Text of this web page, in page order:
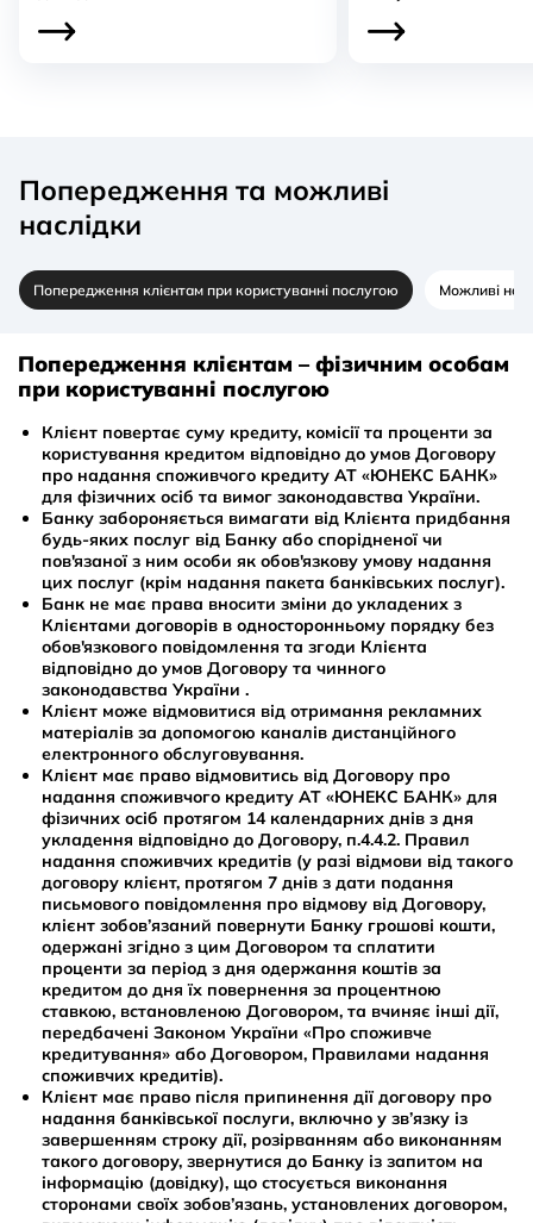
Договір страхування життя діє 24/7
на території всіх
ти можеш його розірвати з поверненням повного
страхового платежу в перші 14 календарних днів з
моменту оформлення разом із розірванням Кредитного
договору, відповідно до ЗУ «Про споживче
кредитування».
Заяву про розірвання можна отримати в страховій
компанії, з якою укладений договір страхування.
З переліком страхових компаній, їх контактною
інформацією тощо ти можеш ознайомитисяза
посиланням.
Попередження та можливі
наслідки
Попередження клієнтам при користуванні послугою Можливі
Попередження клієнтам – фізичним особам
при користуванні послугою
Клієнт повертає суму кредиту, комісії та проценти за
користування кредитом відповідно до умов Договору
про надання споживчого кредиту АТ «ЮНЕКС БАНК»
для фізичних осіб та вимог законодавства України.
Банку забороняється вимагати від Клієнта придбання
будь-яких послуг від Банку або спорідненої чи
пов'язаної з ним особи як обов'язкову умову надання
цих послуг (крім надання пакета банківських послуг).
Банк не має права вносити зміни до укладених з
Клієнтами договорів в односторонньому порядку без
обов'язкового повідомлення та згоди Клієнта
відповідно до умов Договору та чинного
законодавства України .
Клієнт може відмовитися від отримання рекламних
матеріалів за допомогою каналів дистанційного
електронного обслуговування.
Клієнт має право відмовитись від Договору про
надання споживчого кредиту АТ «ЮНЕКС БАНК» для
фізичних осіб протягом 14 календарних днів з дня
укладення відповідно до Договору, п.4.4.2. Правил
надання споживчих кредитів (у разі відмови від такого
договору клієнт, протягом 7 днів з дати подання
письмового повідомлення про відмову від Договору,
клієнт зобов’язаний повернути Банку грошові кошти,
одержані згідно з цим Договором та сплатити
проценти за період з дня одержання коштів за
кредитом до дня їх повернення за процентною
ставкою, встановленою Договором, та вчиняє інші дії,
передбачені Законом України «Про споживче
кредитування» або Договором, Правилами надання
споживчих кредитів).
Клієнт має право після припинення дії договору про
надання банківської послуги, включно у зв’язку із
завершенням строку дії, розірванням або виконанням
такого договору, звернутися до Банку із запитом на
інформацію (довідку), що стосується виконання
сторонами своїх зобов’язань, установлених договором,